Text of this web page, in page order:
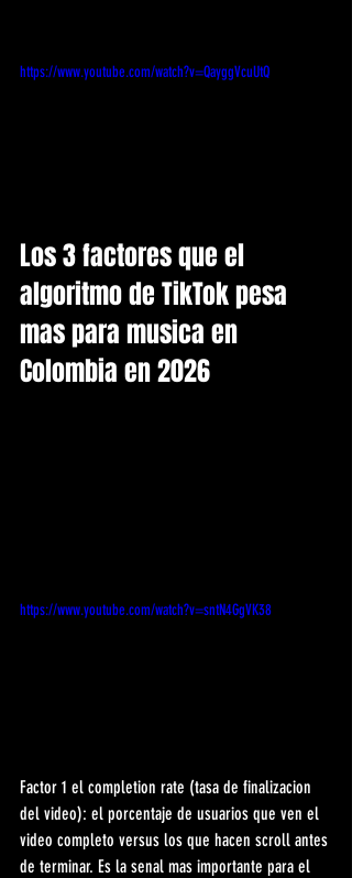
https://www.youtube.com/watch?v=QayggVcuUtQ
Los 3 factores que el
algoritmo de TikTok pesa
mas para musica en
Colombia en 2026
https://www.youtube.com/watch?v=sntN4GgVK38
Factor 1 el completion rate (tasa de finalizacion
del video): el porcentaje de usuarios que ven el
video completo versus los que hacen scroll antes
de terminar. Es la senal mas importante para el